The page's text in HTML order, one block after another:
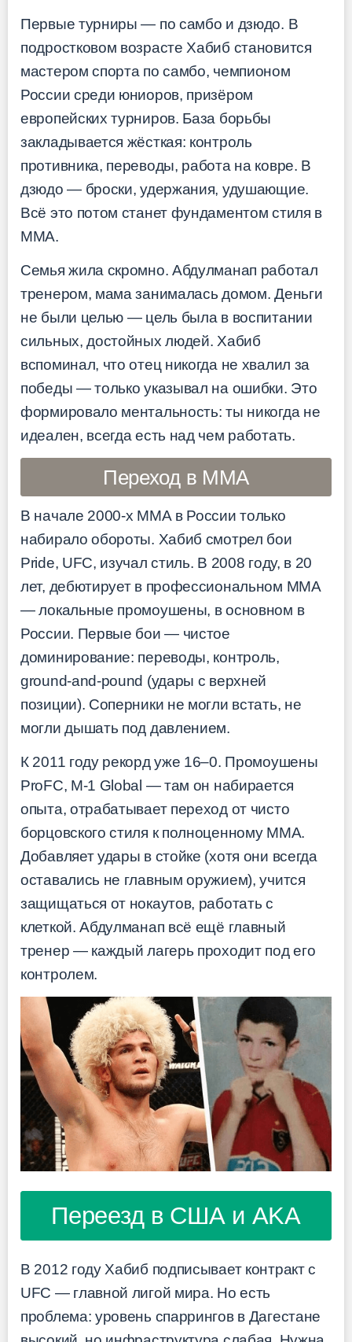
Первые турниры — по самбо и дзюдо. В
подростковом возрасте Хабиб становится
мастером спорта по самбо, чемпионом
России среди юниоров, призёром
европейских турниров. База борьбы
закладывается жёсткая: контроль
противника, переводы, работа на ковре. В
дзюдо — броски, удержания, удушающие.
Всё это потом станет фундаментом стиля в
ММА.
Семья жила скромно. Абдулманап работал
тренером, мама занималась домом. Деньги
не были целью — цель была в воспитании
сильных, достойных людей. Хабиб
вспоминал, что отец никогда не хвалил за
победы — только указывал на ошибки. Это
формировало ментальность: ты никогда не
идеален, всегда есть над чем работать.
Переход в ММА
В начале 2000-х ММА в России только
набирало обороты. Хабиб смотрел бои
Pride, UFC, изучал стиль. В 2008 году, в 20
лет, дебютирует в профессиональном ММА
— локальные промоушены, в основном в
России. Первые бои — чистое
доминирование: переводы, контроль,
ground-and-pound (удары с верхней
позиции). Соперники не могли встать, не
могли дышать под давлением.
К 2011 году рекорд уже 16–0. Промоушены
ProFC, M-1 Global — там он набирается
опыта, отрабатывает переход от чисто
борцовского стиля к полноценному ММА.
Добавляет удары в стойке (хотя они всегда
оставались не главным оружием), учится
защищаться от нокаутов, работать с
клеткой. Абдулманап всё ещё главный
тренер — каждый лагерь проходит под его
контролем.
Переезд в США и AKA
В 2012 году Хабиб подписывает контракт с
UFC — главной лигой мира. Но есть
проблема: уровень спаррингов в Дагестане